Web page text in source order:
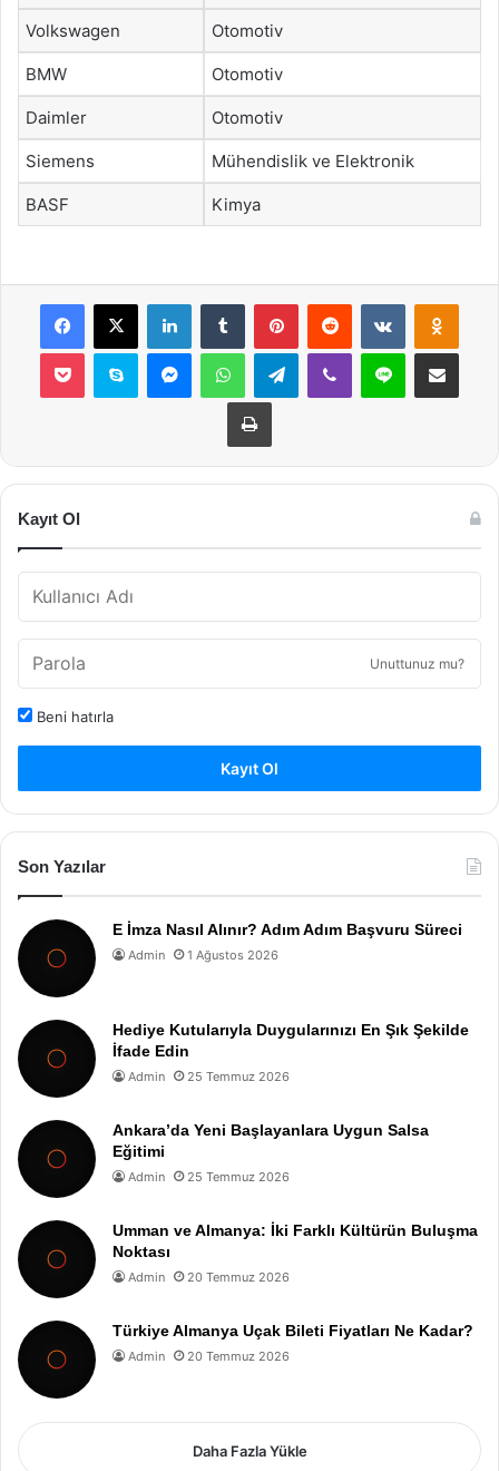
Volkswagen Otomotiv
BMW Otomotiv
Daimler Otomotiv
Siemens Mühendislik ve Elektronik
BASF Kimya
Facebook
X LinkedInTumblr PinterestReddit VKontakte
Pocket Skype MessengerWhatsAppTelegramViber Line E-Posta ile
Yazdır
Kayıt Ol
Unuttunuz mu?
Beni hatırla
Kayıt Ol
Son Yazılar
E İmza Nasıl Alınır? Adım Adım Başvuru Süreci
Admin 1 Ağustos 2026
Hediye Kutularıyla Duygularınızı En Şık Şekilde
İfade Edin
Admin 25 Temmuz 2026
Ankara’da Yeni Başlayanlara Uygun Salsa
Eğitimi
Admin 25 Temmuz 2026
Umman ve Almanya: İki Farklı Kültürün Buluşma
Noktası
Admin 20 Temmuz 2026
Türkiye Almanya Uçak Bileti Fiyatları Ne Kadar?
Admin 20 Temmuz 2026
Daha Fazla Yükle